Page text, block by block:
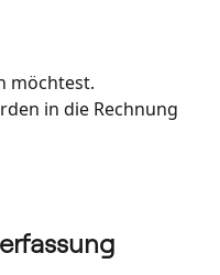
möchtest.
in die Rechnung